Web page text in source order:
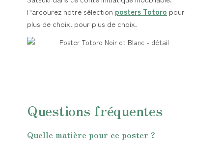
Parcourez notre sélection posters Totoro pour
plus de choix. pour plus de choix.
Questions fréquentes
Quelle matière pour ce poster ?